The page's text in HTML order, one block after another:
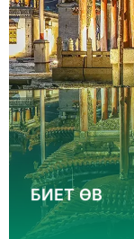
БИЕТ ӨВ